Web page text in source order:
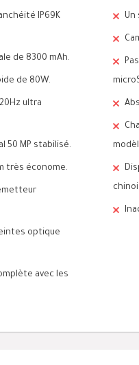
IP69K
de 8300 mAh.
de 80W.
ultra
50 MP stabilisé.
très économe.
optique
avec les
Un